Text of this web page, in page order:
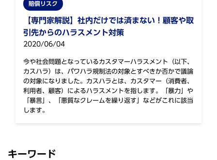
賠償リスク
【専門家解説】社内だけでは済まない！顧客や取
引先からのハラスメント対策
2020/06/04
今や社会問題となっているカスタマーハラスメント（以下、
カスハラ）は、パワハラ規制法の対象とすべきか否かで議論
の対象になりました。カスハラとは、カスタマー（消費者、
利用者、顧客）によるハラスメントを指します。「暴力」や
「暴言」、「悪質なクレームを繰り返す」などがこれに該当
します。
キーワード